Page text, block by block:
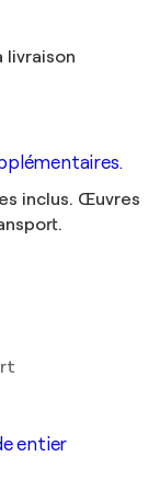
livraison
inclus. Œuvres
entier